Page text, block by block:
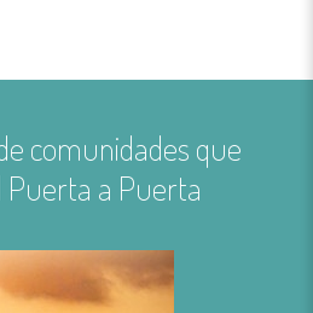
comunidades que
Puerta a Puerta